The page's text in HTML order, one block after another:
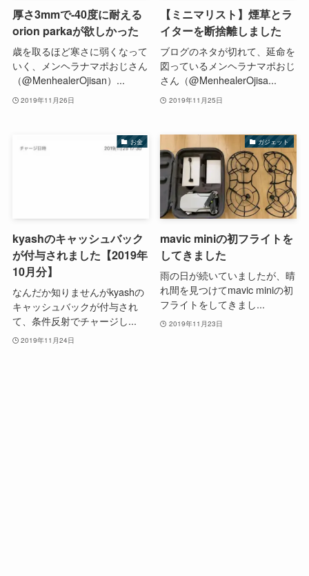
厚さ3mmで-40度に耐える
orion parkaが欲しかった
歳を取るほど寒さに弱くなって
いく、メンヘラナマポおじさん
（@MenhealerOjisan）...
2019年11月26日
【ミニマリスト】煙草とラ
イターを断捨離しました
ブログのネタが切れて、延命を
図っているメンヘラナマポおじ
さん（@MenhealerOjisa...
2019年11月25日
お金
kyashのキャッシュバック
が付与されました【2019年
10月分】
なんだか知りませんがkyashの
キャッシュバックが付与され
て、条件反射でチャージし...
2019年11月24日
ガジェット
mavic miniの初フライトを
してきました
雨の日が続いていましたが、晴
れ間を見つけてmavic miniの初
フライトをしてきまし...
2019年11月23日